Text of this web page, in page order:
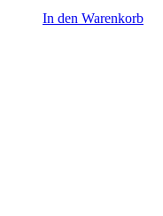
In den Warenkorb